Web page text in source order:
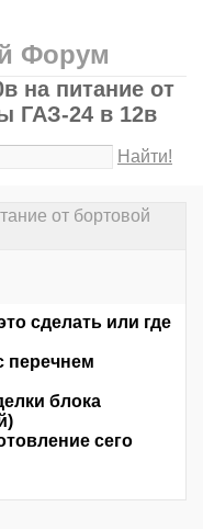
Форум
на питание от
ГАЗ-24 в 12в
Найти!
от бортовой
сделать или где
перечнем
блока
сего